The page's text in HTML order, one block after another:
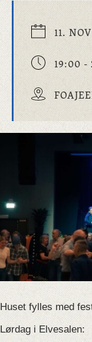
11.
19:00 -
Huset fylles med
Lørdag i Elvesalen: